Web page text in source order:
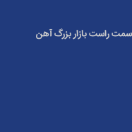
سمت راست بازار بزرگ آهن